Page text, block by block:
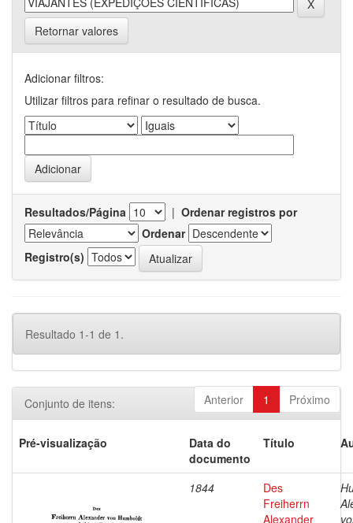
Retornar valores
Adicionar filtros:
Utilizar filtros para refinar o resultado de busca.
Resultados/Página | Ordenar registros por
Ordenar
Registro(s)
Resultado 1-1 de 1.
Anterior 1 Próximo
Conjunto de itens:
Pré-visualização
Data do
documento
Título
1844
Des
Freiherrn
Alexander